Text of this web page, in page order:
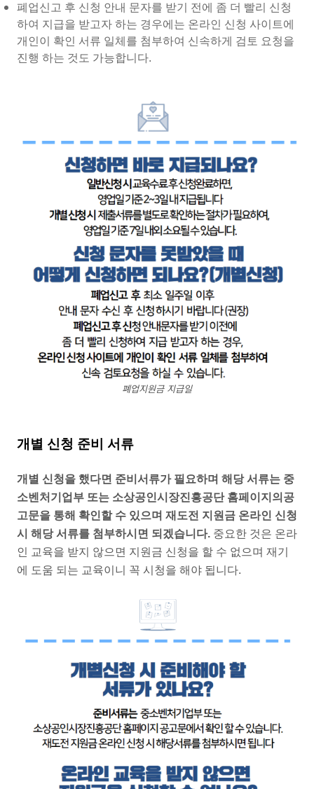
폐업신고 후 신청 안내 문자를 받기 전에 좀 더 빨리 신청
하여 지급을 받고자 하는 경우에는 온라인 신청 사이트에
개인이 확인 서류 일체를 첨부하여 신속하게 검토 요청을
진행 하는 것도 가능합니다.
폐업지원금 지급일
개별 신청 준비 서류
개별 신청을 했다면 준비서류가 필요하며 해당 서류는 중
소벤처기업부 또는 소상공인시장진흥공단 홈페이지의공
고문을 통해 확인할 수 있으며 재도전 지원금 온라인 신청
시 해당 서류를 첨부하시면 되겠습니다. 중요한 것은 온라
인 교육을 받지 않으면 지원금 신청을 할 수 없으며 재기
에 도움 되는 교육이니 꼭 시청을 해야 됩니다.